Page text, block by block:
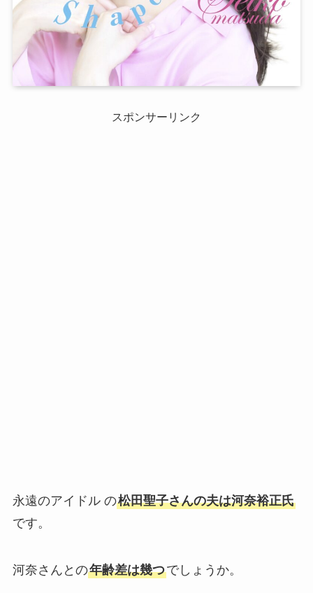
スポンサーリンク
永遠のアイドル の松田聖子さんの夫は河奈裕正氏
です。
河奈さんとの年齢差は幾つでしょうか。